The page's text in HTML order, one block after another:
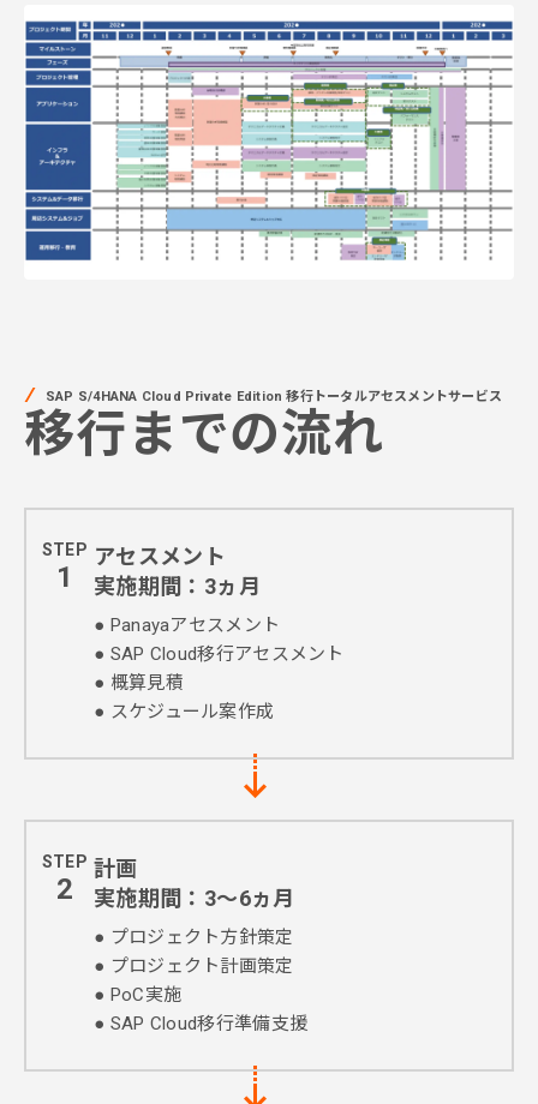
SAP S/4HANA Cloud Private Edition 移行トータルアセスメントサービス
移行までの流れ
STEP
1
アセスメント
実施期間：3ヵ月
● Panayaアセスメント
● SAP Cloud移行アセスメント
● 概算見積
● スケジュール案作成
STEP
2
計画
実施期間：3～6ヵ月
● プロジェクト方針策定
● プロジェクト計画策定
● PoC実施
● SAP Cloud移行準備支援